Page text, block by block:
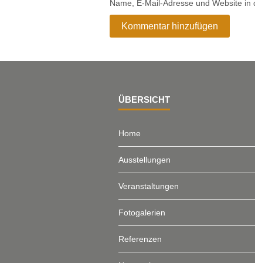
Name, E-Mail-Adresse und Website
ÜBERSICHT
Home
Ausstellungen
Veranstaltungen
Fotogalerien
Referenzen